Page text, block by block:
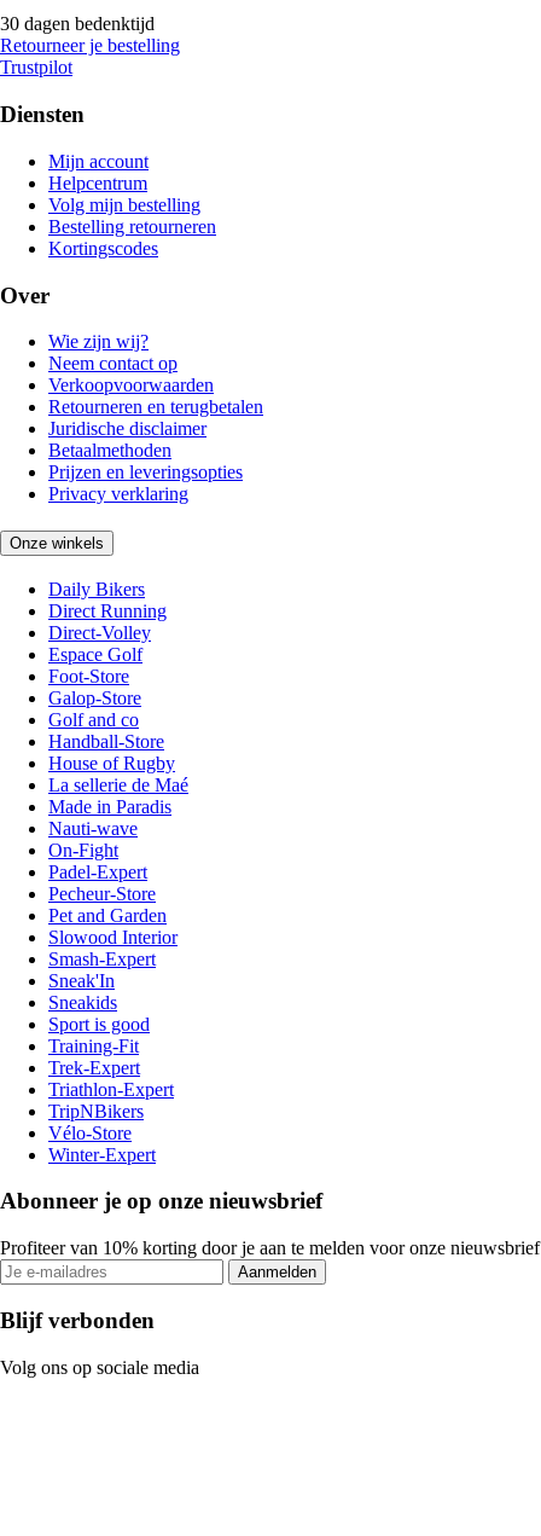
30 dagen bedenktijd
Retourneer je bestelling
Trustpilot
Diensten
Mijn account
Helpcentrum
Volg mijn bestelling
Bestelling retourneren
Kortingscodes
Over
Wie zijn wij?
Neem contact op
Verkoopvoorwaarden
Retourneren en terugbetalen
Juridische disclaimer
Betaalmethoden
Prijzen en leveringsopties
Privacy verklaring
Onze winkels
Daily Bikers
Direct Running
Direct-Volley
Espace Golf
Foot-Store
Galop-Store
Golf and co
Handball-Store
House of Rugby
La sellerie de Maé
Made in Paradis
Nauti-wave
On-Fight
Padel-Expert
Pecheur-Store
Pet and Garden
Slowood Interior
Smash-Expert
Sneak'In
Sneakids
Sport is good
Training-Fit
Trek-Expert
Triathlon-Expert
TripNBikers
Vélo-Store
Winter-Expert
Abonneer je op onze nieuwsbrief
Profiteer van 10% korting door je aan te melden voor onze nieuwsbrief
Aanmelden
Blijf verbonden
Volg ons op sociale media